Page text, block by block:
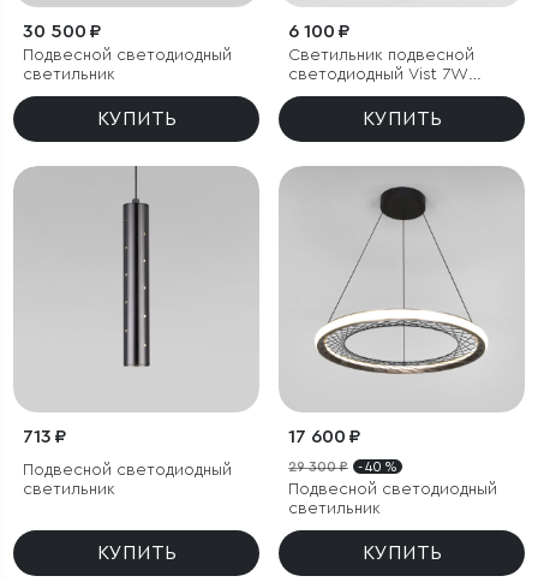
30 500 ₽
Подвесной светодиодный
светильник
КУПИТЬ
6 100 ₽
Светильник подвесной
светодиодный Vist 7W
4000K латунь
КУПИТЬ
713 ₽
Подвесной светодиодный
светильник
КУПИТЬ
17 600 ₽
29 300 ₽ - 40 %
Подвесной светодиодный
светильник
КУПИТЬ